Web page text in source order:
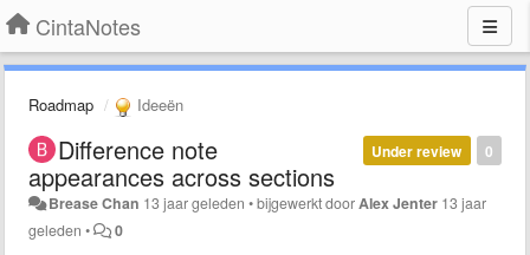
CintaNotes
Roadmap Ideeën
0
Under review
Difference note
appearances across sections
Brease Chan 13 jaar geleden •bijgewerkt door Alex Jenter 13 jaar
geleden • 0